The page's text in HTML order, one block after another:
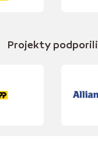
Projekty podporili